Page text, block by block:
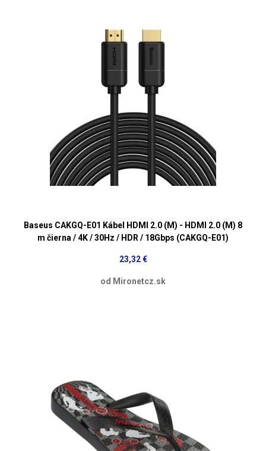
Baseus CAKGQ-E01 Kábel HDMI 2.0 (M) - HDMI 2.0 (M) 8
m čierna / 4K / 30Hz / HDR / 18Gbps (CAKGQ-E01)
23,32 €
od Mironetcz.sk